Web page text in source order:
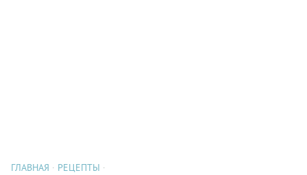
ГЛАВНАЯ
РЕЦЕПТЫ